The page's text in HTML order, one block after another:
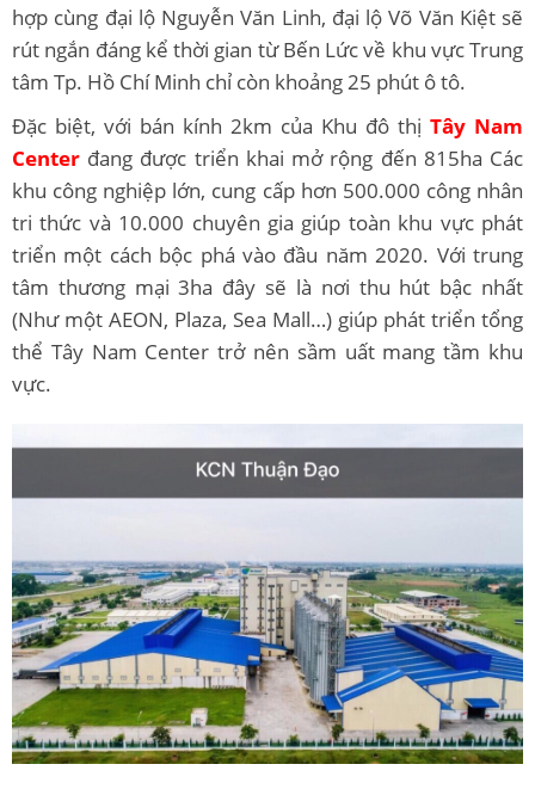
hợp cùng đại lộ Nguyễn Văn Linh, đại lộ Võ Văn Kiệt sẽ
rút ngắn đáng kể thời gian từ Bến Lức về khu vực Trung
tâm Tp. Hồ Chí Minh chỉ còn khoảng 25 phút ô tô.
Đặc biệt, với bán kính 2km của Khu đô thị Tây Nam
Center đang được triển khai mở rộng đến 815ha Các
khu công nghiệp lớn, cung cấp hơn 500.000 công nhân
tri thức và 10.000 chuyên gia giúp toàn khu vực phát
triển một cách bộc phá vào đầu năm 2020. Với trung
tâm thương mại 3ha đây sẽ là nơi thu hút bậc nhất
(Như một AEON, Plaza, Sea Mall…) giúp phát triển tổng
thể Tây Nam Center trở nên sầm uất mang tầm khu
vực.